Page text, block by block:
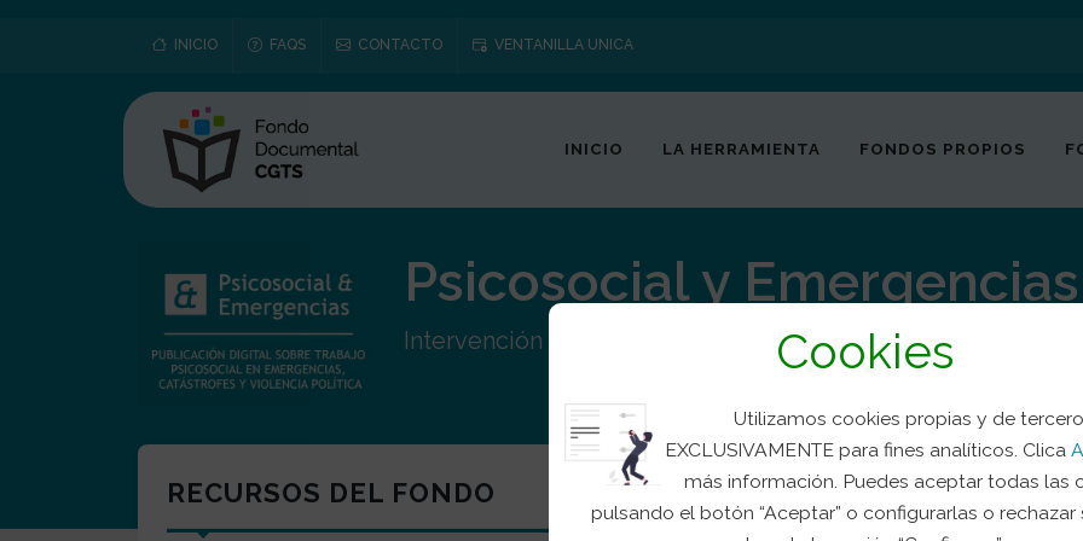
Cookies
Utilizamos cookies propias y de
EXCLUSIVAMENTE para fines analíticos. Clica
más información. Puedes aceptar todas las
pulsando el botón “Aceptar” o configurarlas o rechazar
INICIO FAQS CONTACTO VENTANILLA UNICA
INICIO LA HERRAMIENTA FONDOS PROPIOS
Psicosocial y Emergencias
Intervención psicosocial en situaciones de emergencia,
RECURSOS DEL FONDO